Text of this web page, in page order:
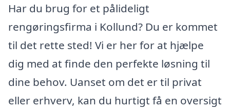
Har du brug for et pålideligt
rengøringsfirma i Kollund? Du er kommet
til det rette sted! Vi er her for at hjælpe
dig med at finde den perfekte løsning til
dine behov. Uanset om det er til privat
eller erhverv, kan du hurtigt få en oversigt